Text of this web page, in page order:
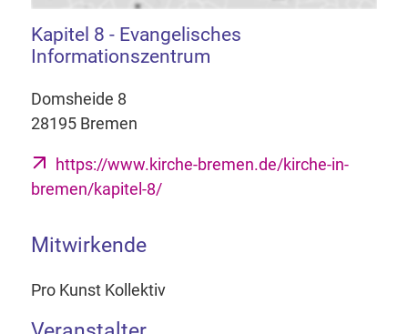
Kapitel 8 - Evangelisches
Informationszentrum
Domsheide 8
28195 Bremen
https://www.kirche-bremen.de/kirche-in-
bremen/kapitel-8/
Mitwirkende
Pro Kunst Kollektiv